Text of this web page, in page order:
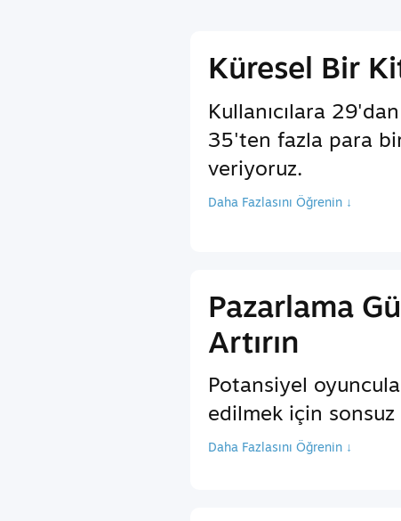
Küresel Bir
Kullanıcılara
35'ten fazla para
veriyoruz.
Daha Fazlasını Öğrenin ↓
Pazarlama
Artırın
Potansiyel
edilmek için sonsuz
Daha Fazlasını Öğrenin ↓